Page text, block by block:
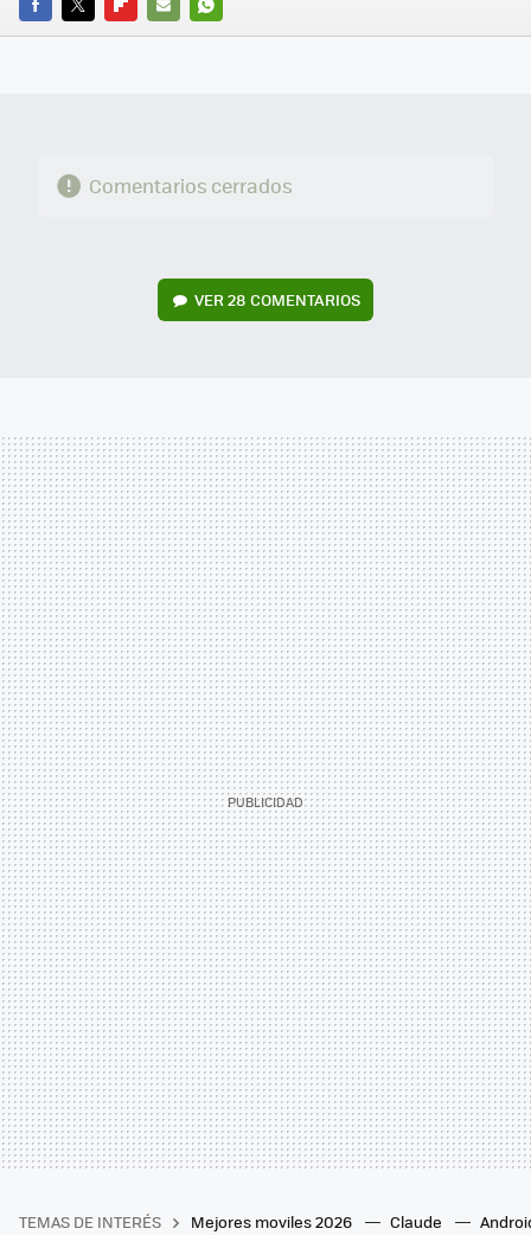
FACEBOOK
TWITTERFLIPBOARD
E-
WHATSAPP
Comentarios cerrados
VER28 COMENTARIOS
TEMAS DE INTERÉS Mejores moviles 2026 Claude